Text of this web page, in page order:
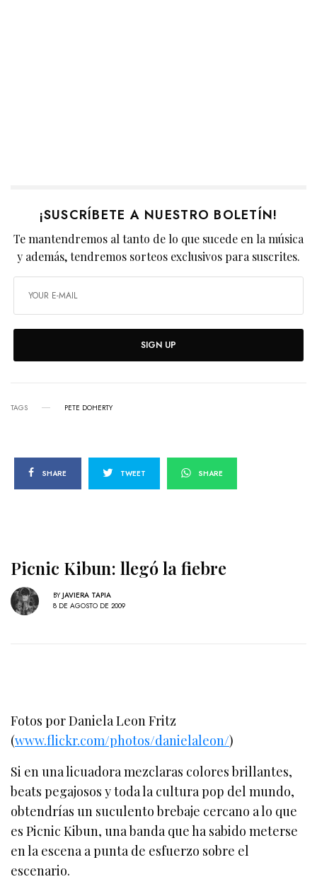
¡SUSCRÍBETE A NUESTRO BOLETÍN!
Te mantendremos al tanto de lo que sucede en la música
y además, tendremos sorteos exclusivos para suscrites.
SIGN UP
TAGS PETE DOHERTY
SHARE TWEET SHARE
Picnic Kibun: llegó la fiebre
BY JAVIERA TAPIA
8 DE AGOSTO DE 2009
Fotos por Daniela Leon Fritz
(www.flickr.com/photos/danielaleon/)
Si en una licuadora mezclaras colores brillantes,
beats pegajosos y toda la cultura pop del mundo,
obtendrías un suculento brebaje cercano a lo que
es Picnic Kibun, una banda que ha sabido meterse
en la escena a punta de esfuerzo sobre el
escenario.